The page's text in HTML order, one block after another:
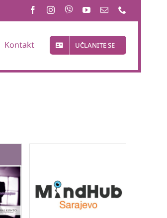
Kontakt UČLANITE SE